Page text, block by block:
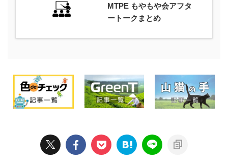
MTPE もやもや会アフタ
ートークまとめ